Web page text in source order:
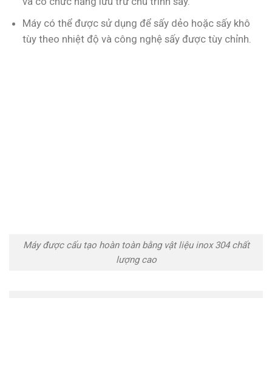
Máy có thể được sử dụng để sấy dẻo hoặc sấy khô
tùy theo nhiệt độ và công nghệ sấy được tùy chỉnh.
Máy được cấu tạo hoàn toàn bằng vật liệu inox 304 chất
lượng cao